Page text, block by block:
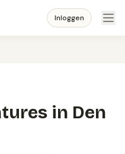
Inloggen
in Den